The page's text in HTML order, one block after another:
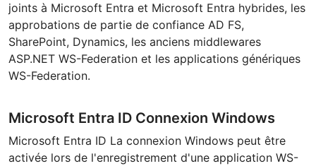
joints à Microsoft Entra et Microsoft Entra hybrides, les
approbations de partie de confiance AD FS,
SharePoint, Dynamics, les anciens middlewares
ASP.NET WS-Federation et les applications génériques
WS-Federation.
Microsoft Entra ID Connexion Windows
Microsoft Entra ID La connexion Windows peut être
activée lors de l'enregistrement d'une application WS-